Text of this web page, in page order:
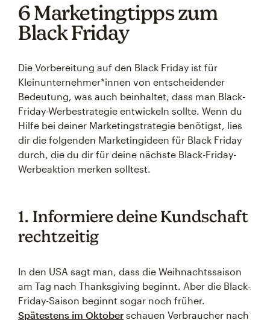
6 Marketingtipps zum
Black Friday
Die Vorbereitung auf den Black Friday ist für
Kleinunternehmer*innen von entscheidender
Bedeutung, was auch beinhaltet, dass man Black-
Friday-Werbestrategie entwickeln sollte. Wenn du
Hilfe bei deiner Marketingstrategie benötigst, lies
dir die folgenden Marketingideen für Black Friday
durch, die du dir für deine nächste Black-Friday-
Werbeaktion merken solltest.
1. Informiere deine Kundschaft
rechtzeitig
In den USA sagt man, dass die Weihnachtssaison
am Tag nach Thanksgiving beginnt. Aber die Black-
Friday-Saison beginnt sogar noch früher.
Spätestens im Oktober schauen Verbraucher nach